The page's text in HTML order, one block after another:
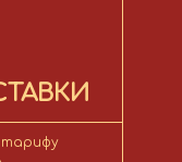
тарифу